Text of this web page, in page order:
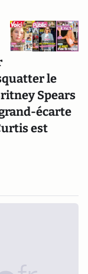
le
Spears
écarte
est